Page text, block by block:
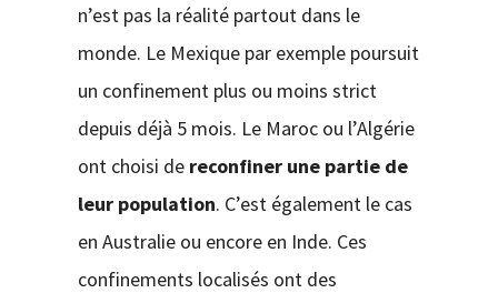
n’est pas la réalité partout dans le
monde. Le Mexique par exemple poursuit
un confinement plus ou moins strict
depuis déjà 5 mois. Le Maroc ou l’Algérie
ont choisi de reconfiner une partie de
leur population. C’est également le cas
en Australie ou encore en Inde. Ces
confinements localisés ont des